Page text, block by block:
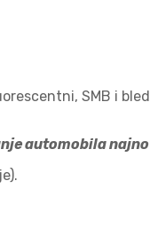
SMB i
automobila